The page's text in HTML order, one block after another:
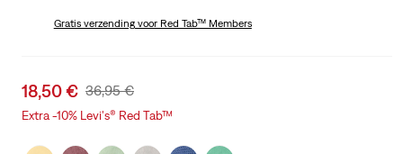
is
Was
Gratis verzendingvoor Red Tab™ Members
Sale
price
18,50 € Original
Price
36,95 €
Extra -10% Levi's® Red Tab™